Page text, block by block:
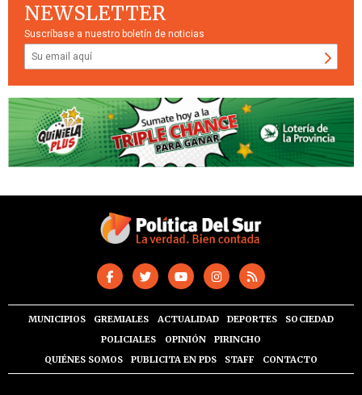
NEWSLETTER
Suscríbase a nuestro boletín de noticias
MUNICIPIOS GREMIALES ACTUALIDAD DEPORTES
SOCIEDAD
POLICIALES
OPINIÓN
PIRINCHO
QUIÉNES SOMOS
PUBLICITA EN PDS STAFF CONTACTO